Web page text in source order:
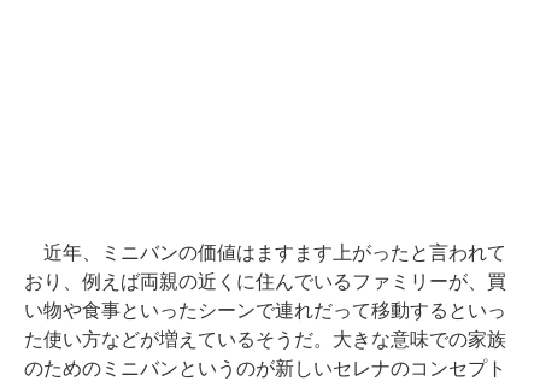
近年、ミニバンの価値はますます上がったと言われて
おり、例えば両親の近くに住んでいるファミリーが、買
い物や食事といったシーンで連れだって移動するといっ
た使い方などが増えているそうだ。大きな意味での家族
のためのミニバンというのが新しいセレナのコンセプト